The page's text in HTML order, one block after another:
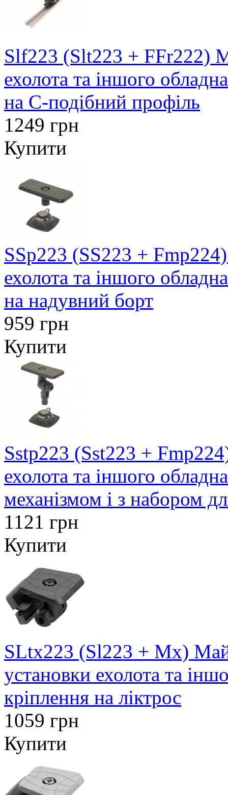
Slf223 (Slt223 + FFr222)
ехолота та іншого
на C-подібний профіль
1249 грн
Купити
SSp223 (SS223 +
ехолота та іншого
на надувний борт
959 грн
Купити
Sstp223 (Sst223 +
ехолота та іншого
механізмом і з набором
1121 грн
Купити
SLtx223 (Sl223 + Mx)
установки ехолота та
кріплення на ліктрос
1059 грн
Купити